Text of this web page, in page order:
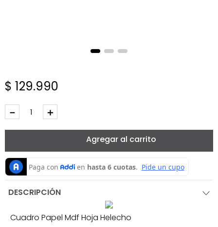
$ 129.990
＋
－
Agregar al carrito
DESCRIPCIÓN
Cuadro Papel Mdf Hoja Helecho